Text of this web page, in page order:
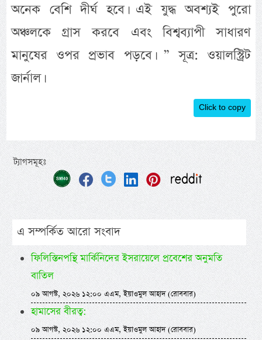
অনেক বেশি দীর্ঘ হবে। এই যুদ্ধ অবশ্যই পুরো
অঞ্চলকে গ্রাস করবে এবং বিশ্বব্যাপী সাধারণ
মানুষের ওপর প্রভাব পড়বে। ” সূত্র: ওয়ালস্ট্রিট
জার্নাল।
Click to copy
ট্যাগসমূহঃ
এ সম্পর্কিত আরো সংবাদ
ফিলিস্তিনপন্থি মার্কিনিদের ইসরায়েলে প্রবেশের অনুমতি
বাতিল
০৯ আগস্ট, ২০২৬ ১২:০০ এএম, ইয়াওমুল আহাদ (রোববার)
হামাসের বীরত্ব:
০৯ আগস্ট, ২০২৬ ১২:০০ এএম, ইয়াওমুল আহাদ (রোববার)